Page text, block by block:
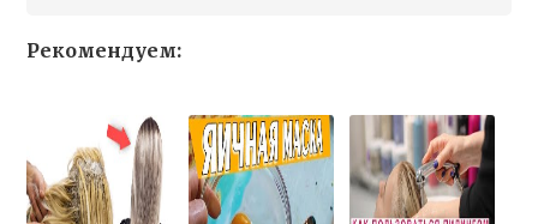
Рекомендуем: